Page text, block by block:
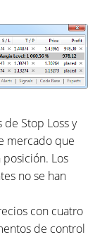
Stop Loss y
mercado que
Los
no se han
con cuatro
de control